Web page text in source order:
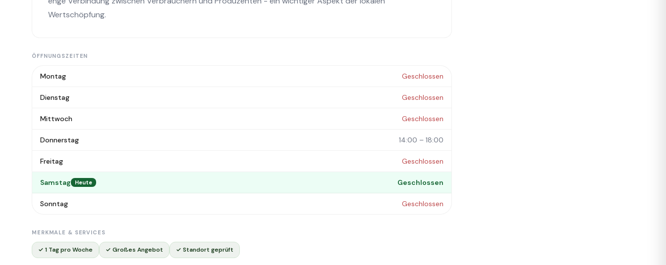
Wertschöpfung.
ÖFFNUNGSZEITEN
Montag Geschlossen
Dienstag Geschlossen
Mittwoch Geschlossen
Donnerstag 14:00 – 18:00
Freitag Geschlossen
Samstag Heute Geschlossen
Sonntag Geschlossen
MERKMALE & SERVICES
✓ 1 Tag pro Woche ✓ Großes Angebot ✓ Standort geprüft